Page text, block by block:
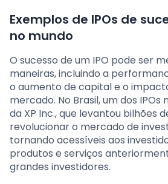
Exemplos de IPOs de
no mundo
O sucesso de um IPO pode ser
maneiras, incluindo a
o aumento de capital e o
mercado. No Brasil, um dos IPOs
da XP Inc., que levantou bilhões
revolucionar o mercado de
tornando acessíveis aos
produtos e serviços
grandes investidores.